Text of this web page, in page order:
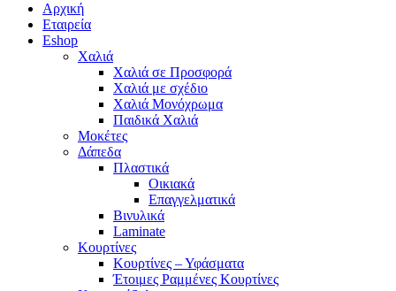
Αρχική
Εταιρεία
Eshop
Χαλιά
Χαλιά σε Προσφορά
Χαλιά με σχέδιο
Χαλιά Μονόχρωμα
Παιδικά Χαλιά
Μοκέτες
Δάπεδα
Πλαστικά
Οικιακά
Επαγγελματικά
Βινυλικά
Laminate
Κουρτίνες
Κουρτίνες – Υφάσματα
Έτοιμες Ραμμένες Κουρτίνες